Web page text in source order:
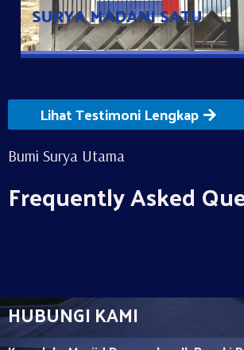
SURYA MADANI SATU
Lihat Testimoni Lengkap
Bumi Surya Utama
Frequently Asked
HUBUNGI KAMI